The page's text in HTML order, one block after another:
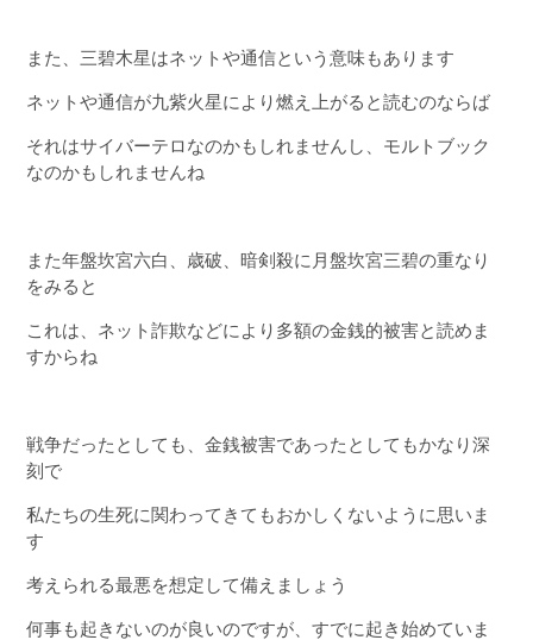
また、三碧木星はネットや通信という意味もあります
ネットや通信が九紫火星により燃え上がると読むのならば
それはサイバーテロなのかもしれませんし、モルトブック
なのかもしれませんね
また年盤坎宮六白、歳破、暗剣殺に月盤坎宮三碧の重なり
をみると
これは、ネット詐欺などにより多額の金銭的被害と読めま
すからね
戦争だったとしても、金銭被害であったとしてもかなり深
刻で
私たちの生死に関わってきてもおかしくないように思いま
す
考えられる最悪を想定して備えましょう
何事も起きないのが良いのですが、すでに起き始めていま